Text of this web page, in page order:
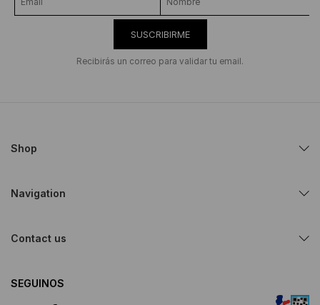
SUSCRIBIRME
Recibirás un correo para validar tu email.
Shop
Navigation
Contact us
SEGUINOS